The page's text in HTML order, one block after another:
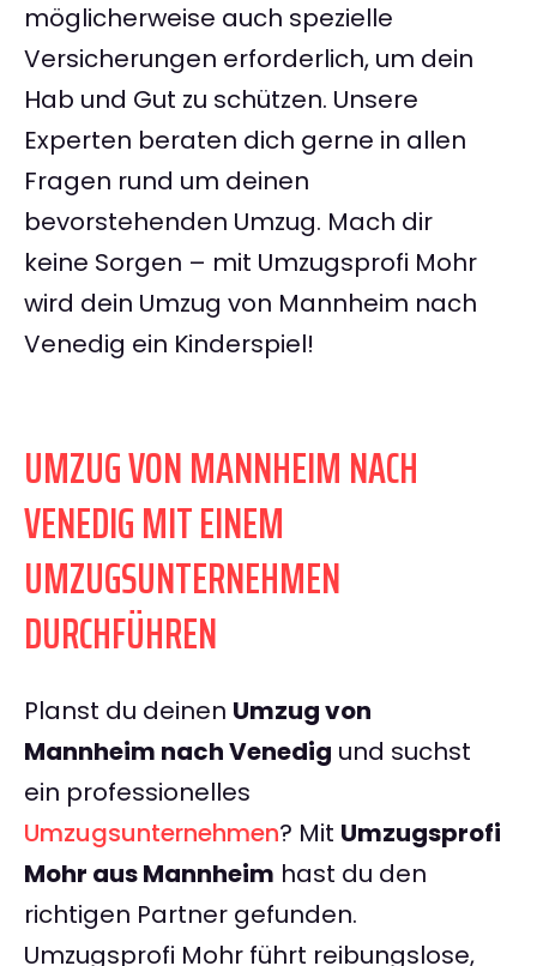
möglicherweise auch spezielle
Versicherungen erforderlich, um dein
Hab und Gut zu schützen. Unsere
Experten beraten dich gerne in allen
Fragen rund um deinen
bevorstehenden Umzug. Mach dir
keine Sorgen – mit Umzugsprofi Mohr
wird dein Umzug von Mannheim nach
Venedig ein Kinderspiel!
UMZUG VON MANNHEIM NACH
VENEDIG MIT EINEM
UMZUGSUNTERNEHMEN
DURCHFÜHREN
Planst du deinen Umzug von
Mannheim nach Venedig und suchst
ein professionelles
Umzugsunternehmen? Mit Umzugsprofi
Mohr aus Mannheim hast du den
richtigen Partner gefunden.
Umzugsprofi Mohr führt reibungslose,